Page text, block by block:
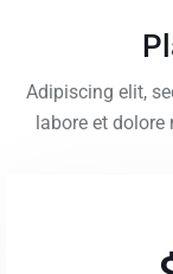
Adipiscing elit,
labore et